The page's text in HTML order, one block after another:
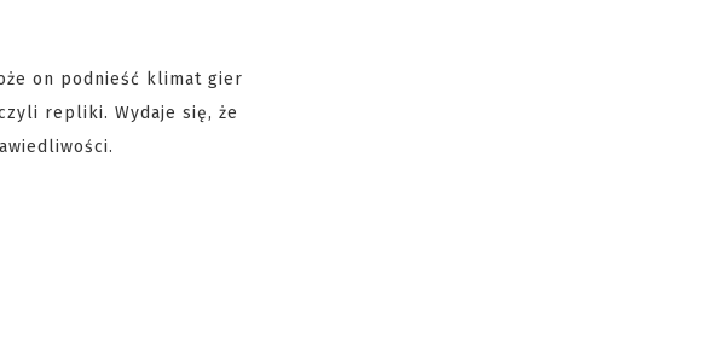
on podnieść klimat gier
repliki. Wydaje się, że